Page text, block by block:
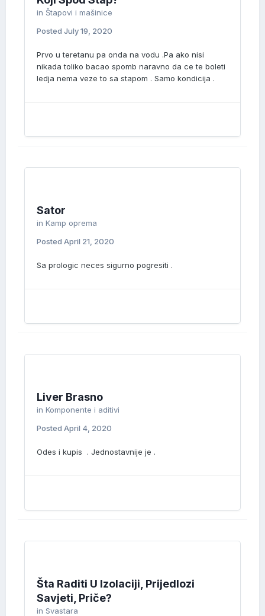
in Štapovi i mašinice
Posted July 19, 2020
Prvo u teretanu pa onda na vodu .Pa ako nisi
nikada toliko bacao spomb naravno da ce te boleti
ledja nema veze to sa stapom . Samo kondicija .
Sator
in Kamp oprema
Posted April 21, 2020
Sa prologic neces sigurno pogresiti .
Liver Brasno
in Komponente i aditivi
Posted April 4, 2020
Odes i kupis . Jednostavnije je .
Šta Raditi U Izolaciji, Prijedlozi
Savjeti, Priče?
in Svastara